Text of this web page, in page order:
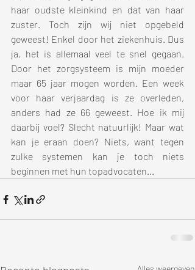
haar oudste kleinkind en dat van haar
zuster. Toch zijn wij niet opgebeld
geweest! Enkel door het ziekenhuis. Dus
ja, het is allemaal veel te snel gegaan.
Door het zorgsysteem is mijn moeder
maar 65 jaar mogen worden. Een week
voor haar verjaardag is ze overleden,
anders had ze 66 geweest. Hoe ik mij
daarbij voel? Slecht natuurlijk! Maar wat
kan je eraan doen? Niets, want tegen
zulke systemen kan je toch niets
beginnen met hun topadvocaten...